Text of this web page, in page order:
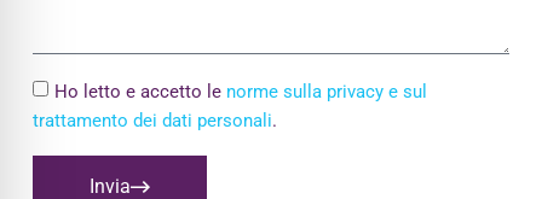
Ho letto e accetto le norme sulla privacy e sul
trattamento dei dati personali.
Invia